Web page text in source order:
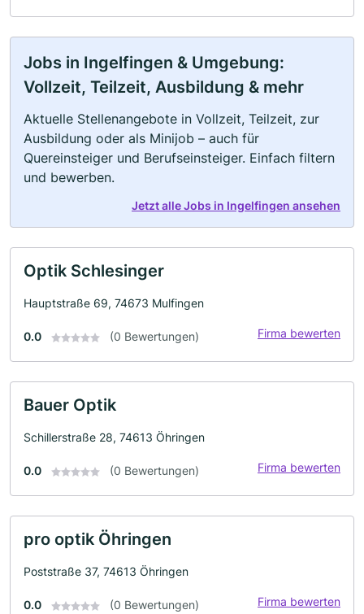
Jobs in Ingelfingen & Umgebung:
Vollzeit, Teilzeit, Ausbildung & mehr
Aktuelle Stellenangebote in Vollzeit, Teilzeit, zur
Ausbildung oder als Minijob – auch für
Quereinsteiger und Berufseinsteiger. Einfach filtern
und bewerben.
Jetzt alle Jobs in Ingelfingen ansehen
Optik Schlesinger
Hauptstraße 69, 74673 Mulfingen
0.0 (0 Bewertungen) Firma bewerten
Bauer Optik
Schillerstraße 28, 74613 Öhringen
0.0 (0 Bewertungen) Firma bewerten
pro optik Öhringen
Poststraße 37, 74613 Öhringen
0.0 (0 Bewertungen) Firma bewerten